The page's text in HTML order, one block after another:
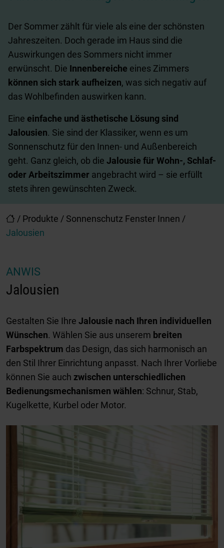
/ Produkte / Sonnenschutz Fenster Innen /
Jalousien
Der Sommer zählt für viele als eine der schönsten
Jahreszeiten. Doch gerade im Haus sind die
Auswirkungen des Sommers nicht immer
erwünscht. Die Innenbereiche eines Zimmers
können sich stark aufheizen, was sich negativ auf
das Wohlbefinden auswirken kann.
Eine einfache und ästhetische Lösung sind
Jalousien. Sie sind der Klassiker, wenn es um
Sonnenschutz für den Innen- und Außenbereich
geht. Ganz gleich, ob die Jalousie für Wohn-, Schlaf-
oder Arbeitszimmer angebracht wird – sie erfüllt
stets ihren gewünschten Zweck.
ANWIS
Jalousien
Gestalten Sie Ihre Jalousie nach Ihren individuellen
Wünschen. Wählen Sie aus unserem breiten
Farbspektrum das Design, das sich harmonisch an
den Stil Ihrer Einrichtung anpasst. Nach Ihrer Vorliebe
können Sie auch zwischen unterschiedlichen
Bedienungsmechanismen wählen: Schnur, Stab,
Kugelkette, Kurbel oder Motor.